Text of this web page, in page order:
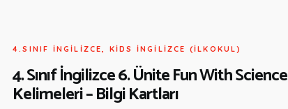
4.SINIF İNGILIZCE KIDS İNGILIZCE (İLKOKUL)
4. Sınıf İngilizce 6. Ünite Fun With Science
Kelimeleri – Bilgi Kartları